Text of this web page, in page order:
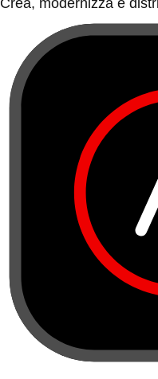
Crea, modernizza e